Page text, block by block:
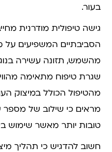
בעור.
גישה טיפולית מודרנית
הסביבתיים המשפיעים על
מהשמש, תזונה עשירה
שגרת טיפוח מתאימה
מהטיפול הכולל במיצוק
מראים כי שילוב של מספר
טובות יותר מאשר שימוש
חשוב להדגיש כי תהליך